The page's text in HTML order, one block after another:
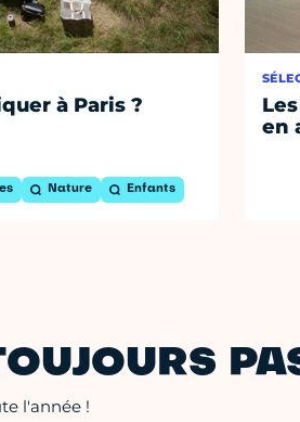
à Paris ?
Nature Enfants
en
l'année !